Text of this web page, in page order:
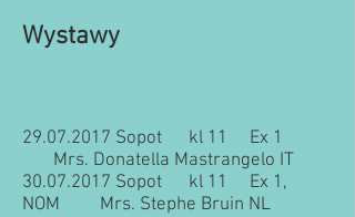
Wystawy
29.07.2017 Sopot kl 11 Ex 1
Mrs. Donatella Mastrangelo IT
30.07.2017 Sopot kl 11 Ex 1,
NOM Mrs. Stephe Bruin NL